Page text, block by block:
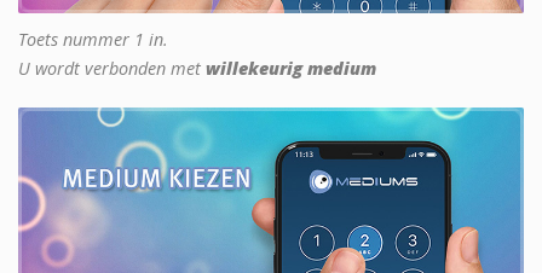
Toets nummer 1 in.
U wordt verbonden met willekeurig medium